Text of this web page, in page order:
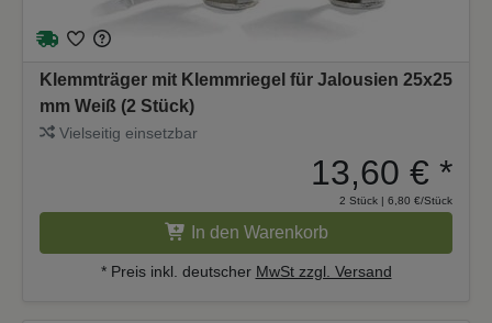
Klemmträger mit Klemmriegel für Jalousien 25x25
mm Weiß (2 Stück)
Vielseitig einsetzbar
13,60 € *
2 Stück | 6,80 €/Stück
In den Warenkorb
* Preis inkl. deutscher MwSt zzgl. Versand